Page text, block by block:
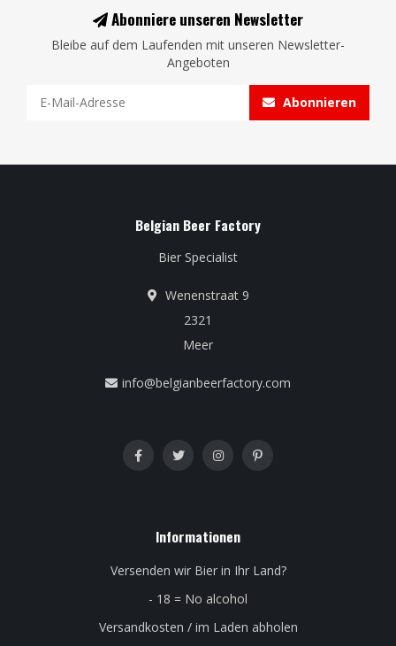
Abonniere unseren Newsletter
Bleibe auf dem Laufenden mit unseren Newsletter-
Angeboten
Abonnieren
Belgian Beer Factory
Bier Specialist
Wenenstraat 9
2321
Meer
info@belgianbeerfactory.com
Informationen
Versenden wir Bier in Ihr Land?
- 18 = No alcohol
Versandkosten / im Laden abholen